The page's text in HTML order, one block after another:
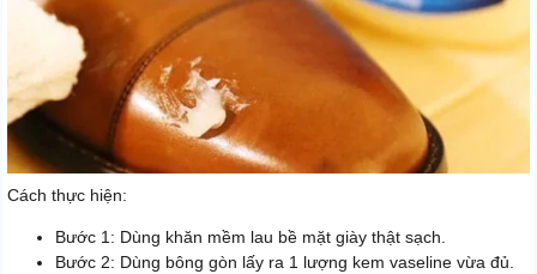
Cách thực hiện:
Bước 1: Dùng khăn mềm lau bề mặt giày thật sạch.
Bước 2: Dùng bông gòn lấy ra 1 lượng kem vaseline vừa đủ.